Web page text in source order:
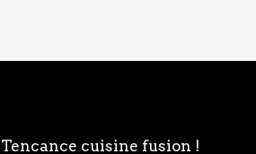
Tencance cuisine fusion !